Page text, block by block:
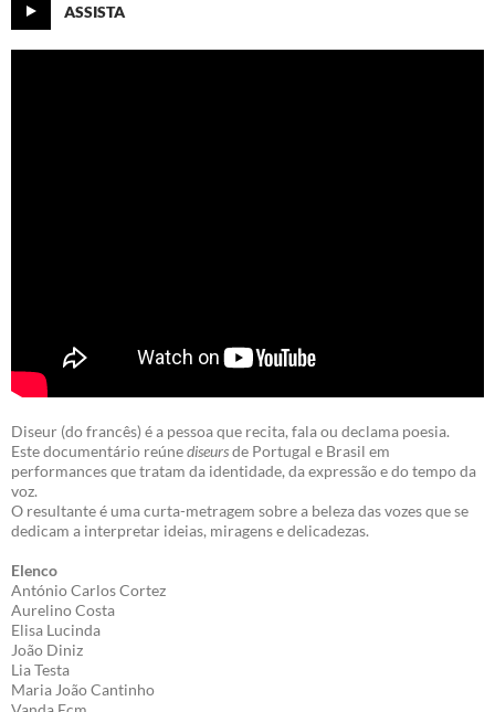
ASSISTA
Diseur (do francês) é a pessoa que recita, fala ou declama poesia.
Este documentário reúnediseursde Portugal e Brasil em
performances que tratam da identidade, da expressão e do tempo da
voz.
O resultante é uma curta-metragem sobre a beleza das vozes que se
dedicam a interpretar ideias, miragens e delicadezas.
Elenco
António Carlos Cortez
Aurelino Costa
Elisa Lucinda
João Diniz
Lia Testa
Maria João Cantinho